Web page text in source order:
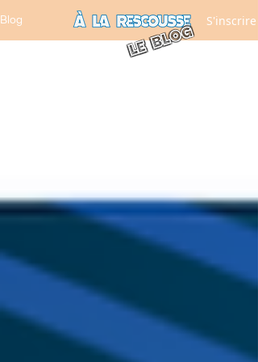
Blog S'inscrire
LE BLOG